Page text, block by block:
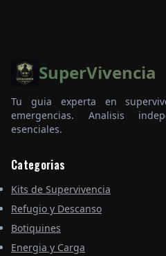
SuperVivencia
Tu guia experta en
emergencias. Analisis
esenciales.
Categorias
Kits de Supervivencia
Refugio y Descanso
Botiquines
Energia y Carga